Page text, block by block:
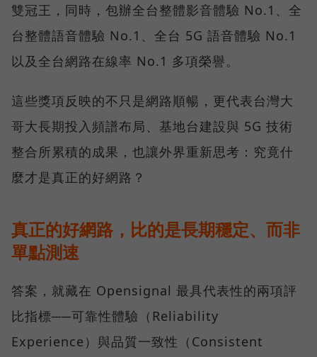
雙冠王，同時，包辦全台整體影音體驗 No.1、全
台整體語音體驗 No.1、全台 5G 語音體驗 No.1
以及全台網路在線率 No.1 多項榮譽。
這些獎項反映的不只是網路順暢，更代表台灣大
哥大長期投入頻譜布局、基地台建設與 5G 技術
整合所累積的成果，也讓外界重新思考：究竟什
麼才是真正的好網路？
真正的好網路，比的是長期穩定、而非
單點測速
答案，就藏在 Opensignal 最具代表性的兩項評
比指標──可靠性體驗（Reliability
Experience）與品質一致性（Consistent